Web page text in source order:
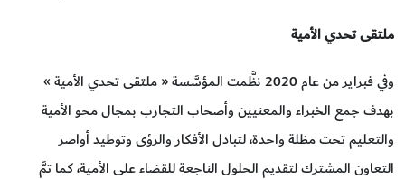
ملتقى تحدي الأمية
وفي فبراير من عام 2020 نظَّمت المؤسَّسة « ملتقى تحدي الأمية »
بهدف جمع الخبراء والمعنيين وأصحاب التجارب بمجال محو الأمية
والتعليم تحت مظلة واحدة، لتبادل الأفكار والرؤى وتوطيد أواصر
التعاون المشترك لتقديم الحلول الناجعة للقضاء على الأمية، كما تمَّ